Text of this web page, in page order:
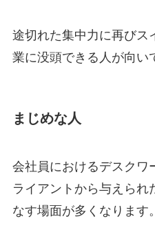
途切れた集中力に再びス
業に没頭できる人が向い
まじめな人
会社員におけるデスクワ
ライアントから与えられ
なす場面が多くなります。